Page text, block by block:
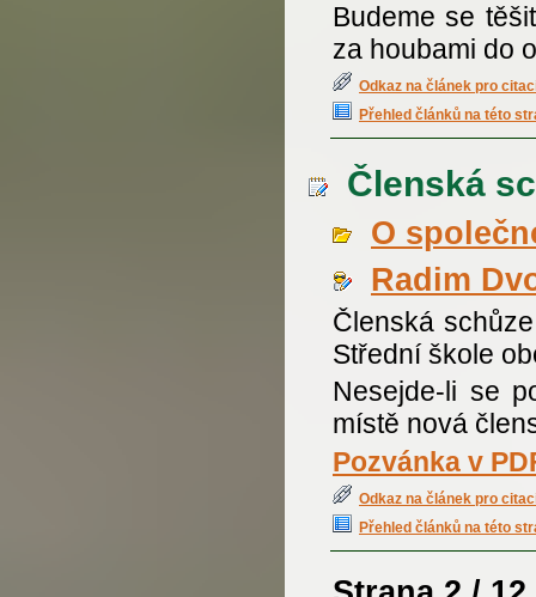
Budeme se
za houbami do
Odkaz na článek pro
Přehled článků na této
Členská
O
Radim
Členská
Střední škole
Nesejde-li se
místě nová
Pozvánka v
Odkaz na článek pro
Přehled článků na této